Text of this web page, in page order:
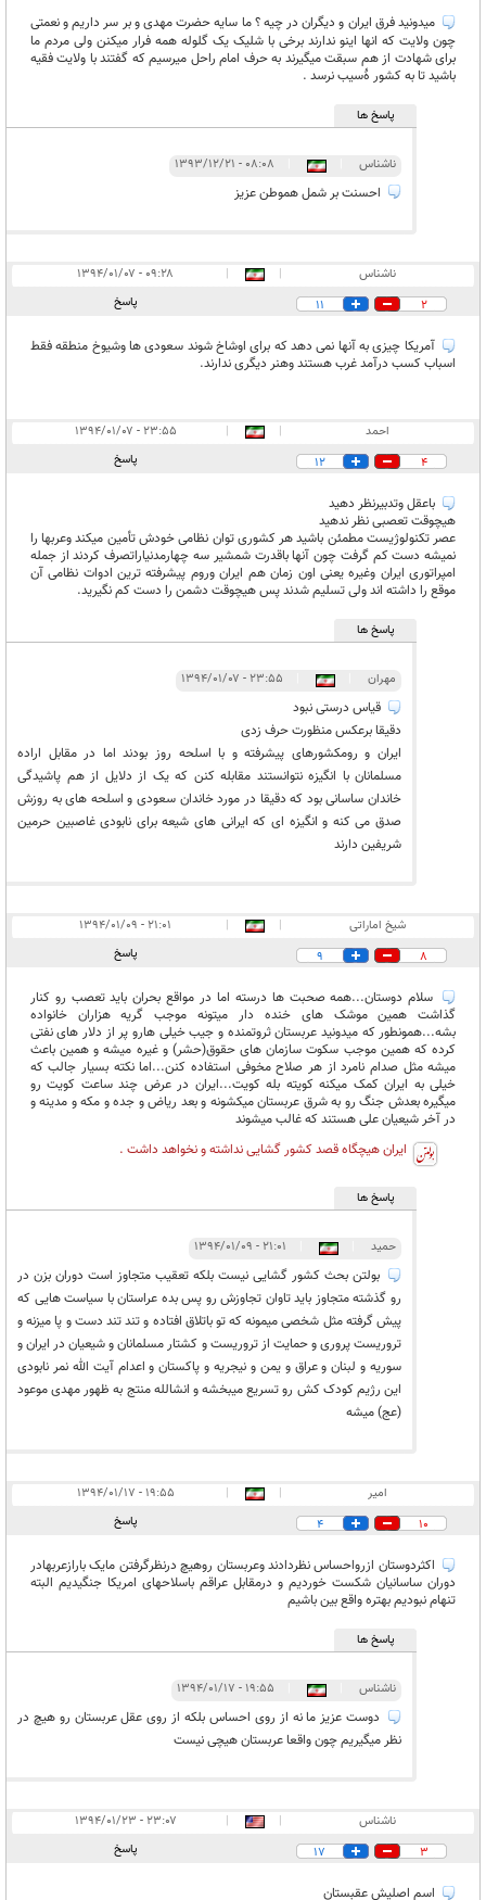
میدونید فرق ایران و دیگران در چیه ؟ ما سایه حضرت مهدی و بر سر داریم و نعمتی
چون ولایت که انها اینو ندارند برخی با شلیک یک گلوله همه فرار میکنن ولی مردم ما
برای شهادت از هم سبقت میگیرند به حرف امام راحل میرسیم که گفتند با ولایت فقیه
باشید تا به کشور ۀسیب نرسد .
پاسخ ها
ناشناس ۰۸:۰۸ - ۱۳۹۳/۱۲/۲۱
احسنت بر شمل هموطن عزیز
ناشناس |
|
۰۹:۲۸ - ۱۳۹۴/۰۱/۰۷
2
11 پاسخ
آمریکا چیزی به آنها نمی دهد که برای اوشاخ شوند سعودی ها وشیوخ منطقه فقط
اسباب کسب درآمد غرب هستند وهنر دیگری ندارند.
احمد |
|
۲۳:۵۵ - ۱۳۹۴/۰۱/۰۷
4
12 پاسخ
باعقل وتدبیرنظر دهید
هیچوقت تعصبی نظر ندهید
عصر تکنولوژیست مطمئن باشید هر کشوری توان نظامی خودش تأمین میکند وعربها را
نمیشه دست کم گرفت چون آنها باقدرت شمشیر سه چهارمدنیاراتصرف کردند از جمله
امپراتوری ایران وغیره یعنی اون زمان هم ایران وروم پیشرفته ترین ادوات نظامی آن
موقع را داشته‌ اند ولی تسلیم شدند پس هیچوقت دشمن را دست کم نگیرید.
پاسخ ها
مهران ۲۳:۵۵ - ۱۳۹۴/۰۱/۰۷
قیاس درستی نبود
دقیقا برعکس منظورت حرف زدی
ایران و رومکشورهای پیشرفته و با اسلحه روز بودند اما در مقابل اراده
مسلمانان با انگیزه نتوانستند مقابله کنن که یک از دلایل از هم پاشیدگی
خاندان ساسانی بود که دقیقا در مورد خاندان سعودی و اسلحه های به روزش
صدق می کنه و انگیزه ای که ایرانی های شیعه برای نابودی غاصبین حرمین
شریفین دارند
شیخ اماراتی |
|
۲۱:۰۱ - ۱۳۹۴/۰۱/۰۹
8
9 پاسخ
سلام دوستان...همه صحبت ها درسته اما در مواقع بحران باید تعصب رو کنار
گذاشت همین موشک های خنده دار میتونه موجب گریه هزاران خانواده
بشه...همونطور که میدونید عربستان ثروتمنده و جیب خیلی هارو پر از دلار های نفتی
کرده که همین موجب سکوت سازمان های حقوق(حشر) و غیره میشه و همین باعث
میشه مثل صدام نامرد از هر صلاح مخوفی استفاده کنن...اما نکته بسیار جالب که
خیلی به ایران کمک میکنه کویته بله کویت...ایران در عرض چند ساعت کویت رو
میگیره بعدش جنگ رو به شرق عربستان میکشونه و بعد ریاض و جده و مکه و مدینه و
در آخر شیعیان علی هستند که غالب میشوند
ایران هیچگاه قصد کشور گشایی نداشته و نخواهد داشت .
پاسخ ها
حمید ۲۱:۰۱ - ۱۳۹۴/۰۱/۰۹
بولتن بحث کشور گشایی نیست بلکه تعقیب متجاوز است دوران بزن در
رو گذشته متجاوز باید تاوان تجاوزش رو پس بده عراستان با سیاست هایی که
پیش گرفته مثل شخصی میمونه که تو باتلاق افتاده و تند تند دست و پا میزنه و
تروریست پروری و حمایت از تروریست و کشتار مسلمانان و شیعیان در ایران و
سوریه و لبنان و عراق و یمن و نیجریه و پاکستان و اعدام آیت الله نمر نابودی
این رژیم کودک کش رو تسریع میبخشه و انشالله منتج به ظهور مهدی موعود
(عج) میشه
امیر |
|
۱۹:۵۵ - ۱۳۹۴/۰۱/۱۷
10
4 پاسخ
اکثردوستان ازرواحساس نظردادند وعربستان روهیچ درنظرگرفتن مایک بارازعربهادر
دوران ساسانيان شکست خوردیم و درمقابل عراقم باسلاحهای امریکا جنگیدیم البته
تنهام نبودیم بهتره واقع بین باشیم
پاسخ ها
ناشناس ۱۹:۵۵ - ۱۳۹۴/۰۱/۱۷
دوست عزیز ما نه از روی احساس بلکه از روی عقل عربستان رو هیچ در
نظر میگیریم چون واقعا عربستان هیچی نیست
ناشناس |
|
۲۳:۰۷ - ۱۳۹۴/۰۱/۲۳
3
17 پاسخ
اسم اصليش عقبستان